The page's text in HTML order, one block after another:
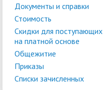
Документы и справки
Стоимость
Скидки для поступающих
на платной основе
Общежитие
Приказы
Списки зачисленных